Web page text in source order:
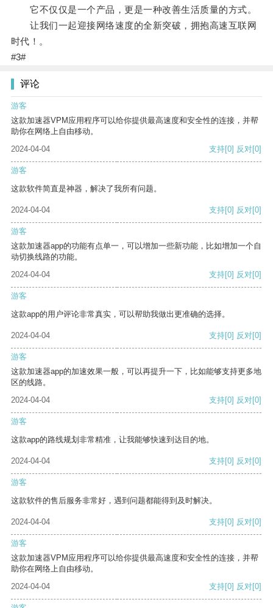
它不仅仅是一个产品，更是一种改善生活质量的方式。
让我们一起迎接网络速度的全新突破，拥抱高速互联网
时代！。
#3#
评论
游客
这款加速器VPM应用程序可以给你提供最高速度和安全性的连接，并帮
助你在网络上自由移动。
2024-04-04
支持[0] 反对[0]
游客
这款软件简直是神器，解决了我所有问题。
2024-04-04 支持[0] 反对[0]
游客
这款加速器app的功能有点单一，可以增加一些新功能，比如增加一个自
动切换线路的功能。
2024-04-04
支持[0] 反对[0]
游客
这款app的用户评论非常真实，可以帮助我做出更准确的选择。
2024-04-04 支持[0] 反对[0]
游客
这款加速器app的加速效果一般，可以再提升一下，比如能够支持更多地
区的线路。
2024-04-04
支持[0] 反对[0]
游客
这款app的路线规划非常精准，让我能够快速到达目的地。
2024-04-04 支持[0] 反对[0]
游客
这款软件的售后服务非常好，遇到问题都能得到及时解决。
2024-04-04 支持[0] 反对[0]
游客
这款加速器VPM应用程序可以给你提供最高速度和安全性的连接，并帮
助你在网络上自由移动。
2024-04-04
支持[0] 反对[0]